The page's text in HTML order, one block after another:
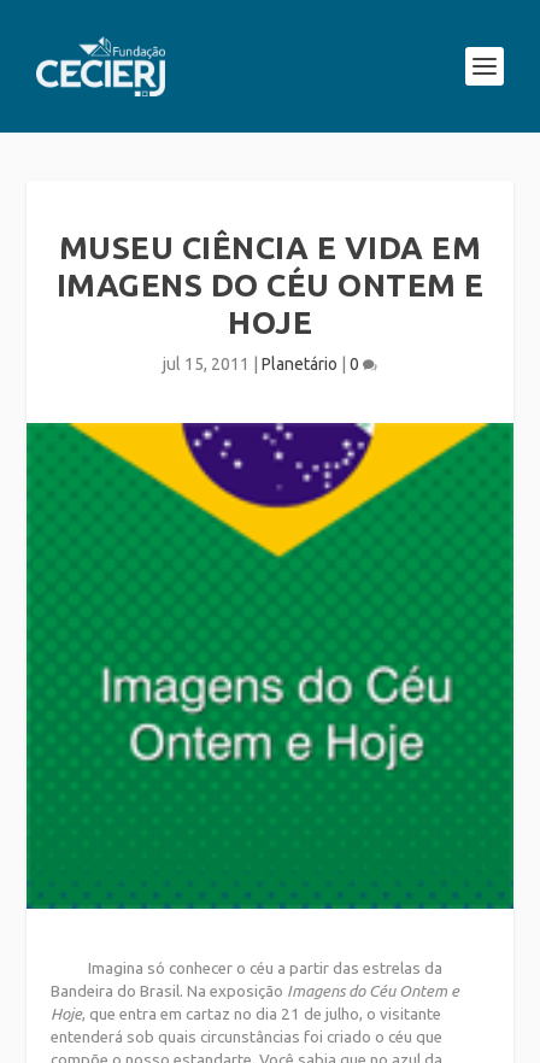
MUSEU CIÊNCIA E VIDA EM
IMAGENS DO CÉU ONTEM E
HOJE
jul 15, 2011 Planetário 0
Imagina só conhecer o céu a partir das estrelas da
Bandeira do Brasil. Na exposição Imagens do Céu Ontem e
Hoje, que entra em cartaz no dia 21 de julho, o visitante
entenderá sob quais circunstâncias foi criado o céu que